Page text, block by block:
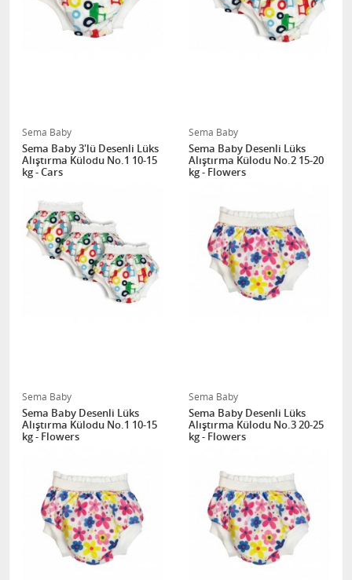
Sema Baby
Sema Baby 3'lü Desenli Lüks
Alıştırma Külodu No.1 10-15
kg - Cars
Sema Baby
Sema Baby Desenli Lüks
Alıştırma Külodu No.2 15-20
kg - Flowers
Sema Baby
Sema Baby Desenli Lüks
Alıştırma Külodu No.1 10-15
kg - Flowers
Sema Baby
Sema Baby Desenli Lüks
Alıştırma Külodu No.3 20-25
kg - Flowers